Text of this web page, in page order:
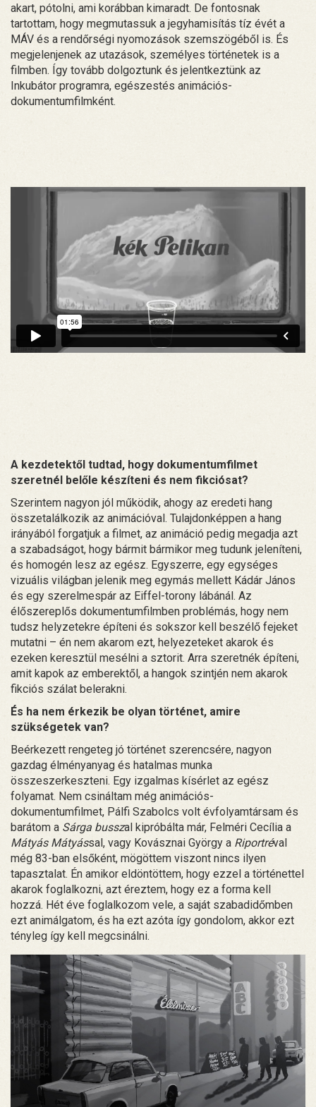
akart, pótolni, ami korábban kimaradt. De fontosnak
tartottam, hogy megmutassuk a jegyhamisítás tíz évét a
MÁV és a rendőrségi nyomozások szemszögéből is. És
megjelenjenek az utazások, személyes történetek is a
filmben. Így tovább dolgoztunk és jelentkeztünk az
Inkubátor programra, egészestés animációs-
dokumentumfilmként.
A kezdetektől tudtad, hogy dokumentumfilmet
szeretnél belőle készíteni és nem fikciósat?
Szerintem nagyon jól működik, ahogy az eredeti hang
összetalálkozik az animációval. Tulajdonképpen a hang
irányából forgatjuk a filmet, az animáció pedig megadja azt
a szabadságot, hogy bármit bármikor meg tudunk jeleníteni,
és homogén lesz az egész. Egyszerre, egy egységes
vizuális világban jelenik meg egymás mellett Kádár János
és egy szerelmespár az Eiffel-torony lábánál. Az
élőszereplős dokumentumfilmben problémás, hogy nem
tudsz helyzetekre építeni és sokszor kell beszélő fejeket
mutatni – én nem akarom ezt, helyezeteket akarok és
ezeken keresztül mesélni a sztorit. Arra szeretnék építeni,
amit kapok az emberektől, a hangok szintjén nem akarok
fikciós szálat belerakni.
És ha nem érkezik be olyan történet, amire
szükségetek van?
Beérkezett rengeteg jó történet szerencsére, nagyon
gazdag élményanyag és hatalmas munka
összeszerkeszteni. Egy izgalmas kísérlet az egész
folyamat. Nem csináltam még animációs-
dokumentumfilmet, Pálfi Szabolcs volt évfolyamtársam és
barátom a Sárga busszal kipróbálta már, Felméri Cecília a
Mátyás Mátyással, vagy Kovásznai György a Riportréval
még 83-ban elsőként, mögöttem viszont nincs ilyen
tapasztalat. Én amikor eldöntöttem, hogy ezzel a történettel
akarok foglalkozni, azt éreztem, hogy ez a forma kell
hozzá. Hét éve foglalkozom vele, a saját szabadidőmben
ezt animálgatom, és ha ezt azóta így gondolom, akkor ezt
tényleg így kell megcsinálni.